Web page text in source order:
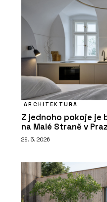
ARCHITEKTURA
Z jednoho pokoje je
na Malé Straně v
29. 5. 2026